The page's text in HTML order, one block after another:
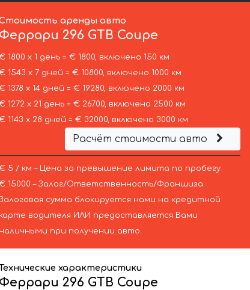
аренды авто
Феррари 296 GTB Coupe
1800 х 1 день = € 1800, включено 150 км
1543 х 7 дней = € 10800, включено 1000 км
1378 х 14 дней = € 19280, включено 2000 км
1272 х 21 день = € 26700, включено 2500 км
1143 х 28 дней = € 32000, включено 3000 км
Расчёт стоимости авто
5 / км – Цена за превышение лимита по пробегу
15000 – Залог/Ответственность/Франшиза.
сумма блокируется нами на кредитной
карте водителя ИЛИ предоставляется Вами
наличными при получении авто.
характеристики
Феррари 296 GTB Coupe